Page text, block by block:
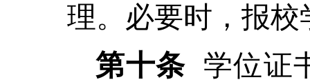
理。必要时，报
第十条 学位证